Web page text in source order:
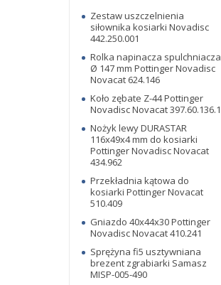
Zestaw uszczelnienia
siłownika kosiarki Novadisc
442.250.001
Rolka napinacza spulchniacza
Ø 147 mm Pottinger Novadisc
Novacat 624.146
Koło zębate Z-44 Pottinger
Novadisc Novacat 397.60.136.1
Nożyk lewy DURASTAR
116x49x4 mm do kosiarki
Pottinger Novadisc Novacat
434.962
Przekładnia kątowa do
kosiarki Pottinger Novacat
510.409
Gniazdo 40x44x30 Pottinger
Novadisc Novacat 410.241
Sprężyna fi5 usztywniana
brezent zgrabiarki Samasz
MISP-005-490